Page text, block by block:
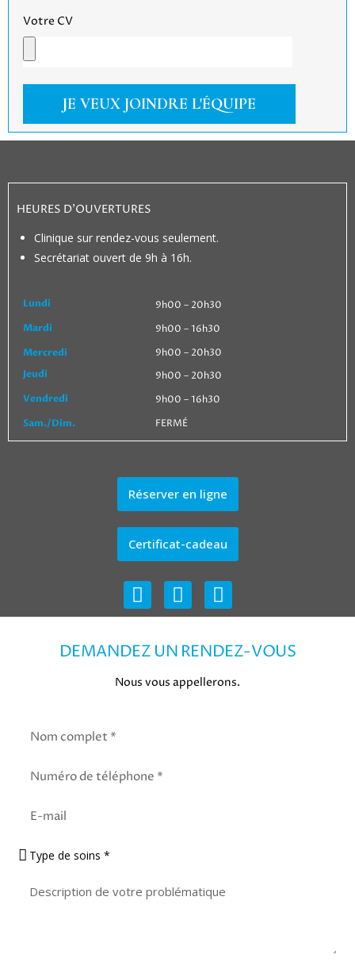
Votre CV
JE VEUX JOINDRE L'ÉQUIPE
HEURES D’OUVERTURES
Clinique sur rendez-vous seulement.
Secrétariat ouvert de 9h à 16h.
Lundi
Mardi
Mercredi
9h00 – 20h30
9h00 – 16h30
9h00 – 20h30
Jeudi
Vendredi
Sam./Dim.
9h00 – 20h30
9h00 – 16h30
FERMÉ
Réserver en ligne
Certificat-cadeau
DEMANDEZ UN RENDEZ-VOUS
Nous vous appellerons.